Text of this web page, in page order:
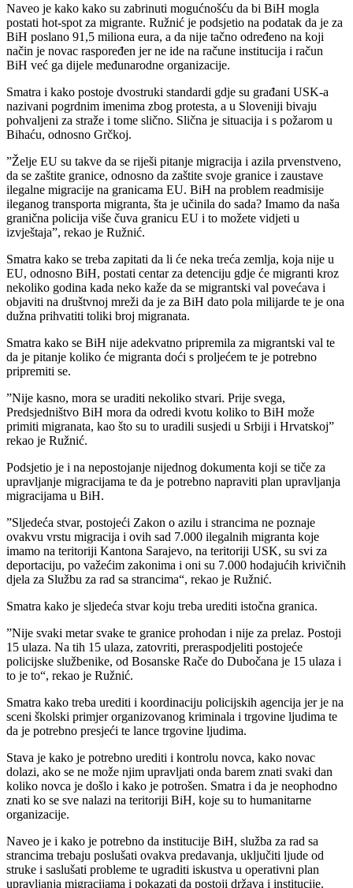
Naveo je kako kako su zabrinuti mogućnošću da bi BiH mogla
postati hot-spot za migrante. Ružnić je podsjetio na podatak da je za
BiH poslano 91,5 miliona eura, a da nije tačno određeno na koji
način je novac raspoređen jer ne ide na račune institucija i račun
BiH već ga dijele međunarodne organizacije.
Smatra i kako postoje dvostruki standardi gdje su građani USK-a
nazivani pogrdnim imenima zbog protesta, a u Sloveniji bivaju
pohvaljeni za straže i tome slično. Slična je situacija i s požarom u
Bihaću, odnosno Grčkoj.
”Želje EU su takve da se riješi pitanje migracija i azila prvenstveno,
da se zaštite granice, odnosno da zaštite svoje granice i zaustave
ilegalne migracije na granicama EU. BiH na problem readmisije
ileganog transporta migranta, šta je učinila do sada? Imamo da naša
granična policija više čuva granicu EU i to možete vidjeti u
izvještaja”, rekao je Ružnić.
Smatra kako se treba zapitati da li će neka treća zemlja, koja nije u
EU, odnosno BiH, postati centar za detenciju gdje će migranti kroz
nekoliko godina kada neko kaže da se migrantski val povećava i
objaviti na društvnoj mreži da je za BiH dato pola milijarde te je ona
dužna prihvatiti toliki broj migranata.
Smatra kako se BiH nije adekvatno pripremila za migrantski val te
da je pitanje koliko će migranta doći s proljećem te je potrebno
pripremiti se.
”Nije kasno, mora se uraditi nekoliko stvari. Prije svega,
Predsjedništvo BiH mora da odredi kvotu koliko to BiH može
primiti migranata, kao što su to uradili susjedi u Srbiji i Hrvatskoj”
rekao je Ružnić.
Podsjetio je i na nepostojanje nijednog dokumenta koji se tiče za
upravljanje migracijama te da je potrebno napraviti plan upravljanja
migracijama u BiH.
”Sljedeća stvar, postojeći Zakon o azilu i strancima ne poznaje
ovakvu vrstu migracija i ovih sad 7.000 ilegalnih migranta koje
imamo na teritoriji Kantona Sarajevo, na teritoriji USK, su svi za
deportaciju, po važećim zakonima i oni su 7.000 hodajućih krivičnih
djela za Službu za rad sa strancima“, rekao je Ružnić.
Smatra kako je sljedeća stvar koju treba urediti istočna granica.
”Nije svaki metar svake te granice prohodan i nije za prelaz. Postoji
15 ulaza. Na tih 15 ulaza, zatovriti, preraspodjeliti postojeće
policijske službenike, od Bosanske Rače do Dubočana je 15 ulaza i
to je to“, rekao je Ružnić.
Smatra kako treba urediti i koordinaciju policijskih agencija jer je na
sceni školski primjer organizovanog kriminala i trgovine ljudima te
da je potrebno presjeći te lance trgovine ljudima.
Stava je kako je potrebno urediti i kontrolu novca, kako novac
dolazi, ako se ne može njim upravljati onda barem znati svaki dan
koliko novca je došlo i kako je potrošen. Smatra i da je neophodno
znati ko se sve nalazi na teritoriji BiH, koje su to humanitarne
organizacije.
Naveo je i kako je potrebno da institucije BiH, služba za rad sa
strancima trebaju poslušati ovakva predavanja, uključiti ljude od
struke i saslušati probleme te ugraditi iskustva u operativni plan
upravljanja migracijama i pokazati da postoji država i institucije.